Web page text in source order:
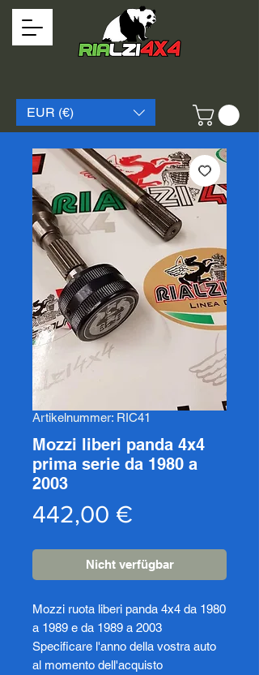
EUR (€)
Artikelnummer: RIC41
Mozzi liberi panda 4x4
prima serie da 1980 a
2003
442,00 €
Nicht verfügbar
Mozzi ruota liberi panda 4x4 da 1980
a 1989 e da 1989 a 2003
Specificare l'anno della vostra auto
al momento dell'acquisto